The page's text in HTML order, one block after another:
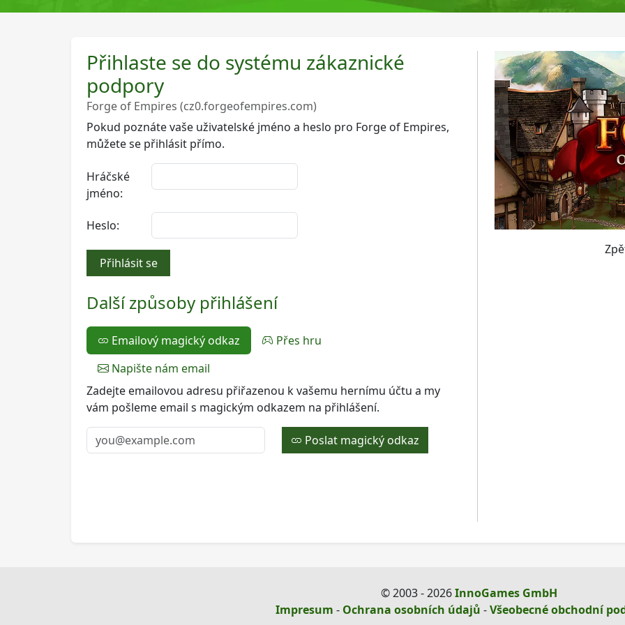
Přihlaste se do systému zákaznické
podpory
Forge of Empires (cz0.forgeofempires.com)
Pokud poznáte vaše uživatelské jméno a heslo pro Forge of Empires,
můžete se přihlásit přímo.
Hráčské
jméno:
Heslo:
Přihlásit se
Další způsoby přihlášení
Emailový magický odkaz
Přes hru
Napište nám email
Zadejte emailovou adresu přiřazenou k vašemu hernímu účtu a my
vám pošleme email s magickým odkazem na přihlášení.
Poslat magický odkaz
© 2003 - 2026InnoGames GmbH
Impresum - Ochrana osobních údajů -Všeobecné obchodní